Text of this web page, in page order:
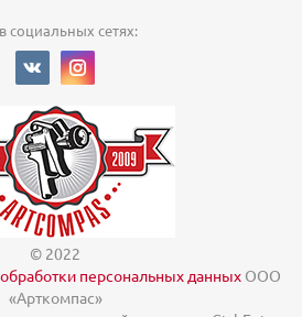
социальных сетях:
© 2022
персональных данныхООО
«Арткомпас»